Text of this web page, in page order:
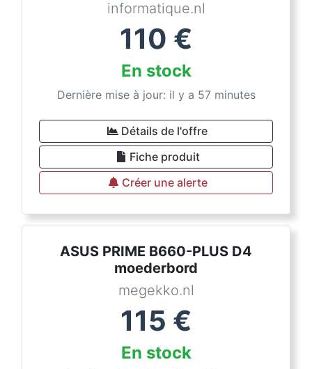
informatique.nl
110 €
En stock
Dernière mise à jour: il y a 57 minutes
Détails de l'offre
Fiche produit
Créer une alerte
ASUS PRIME B660-PLUS D4
moederbord
megekko.nl
115 €
En stock